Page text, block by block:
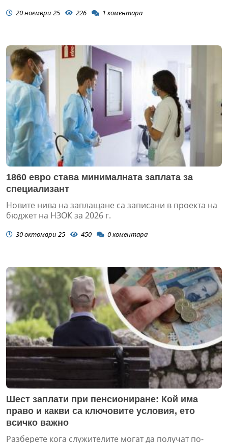
20 ноември 25 226 1 коментара
1860 евро става минималната заплата за
специализант
Новите нива на заплащане са записани в проекта на
бюджет на НЗОК за 2026 г.
30 октомври 25 450 0коментара
Шест заплати при пенсиониране: Кой има
право и какви са ключовите условия, ето
всичко важно
Разберете кога служителите могат да получат по-